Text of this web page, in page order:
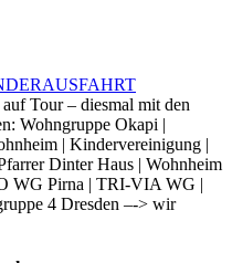
Tour – diesmal mit den
Wohngruppe Okapi |
| Kindervereinigung |
Dinter Haus | Wohnheim
WG Pirna | TRI-VIA WG |
4 Dresden –-> wir